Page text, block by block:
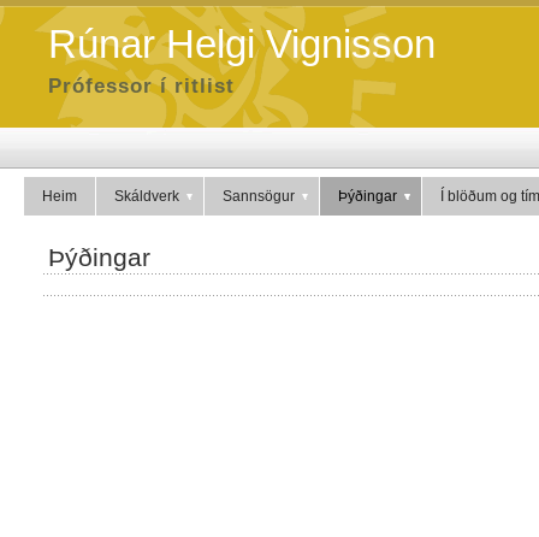
Rúnar Helgi Vignisson
Prófessor í ritlist
Heim Skáldverk Sannsögur Þýðingar Í blöðum og
Þýðingar